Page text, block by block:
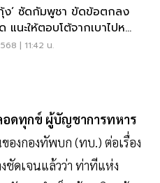
ง’ ซัดกัมพูชา ขัดข้อตกลง
แนะให้ตอบโต้จากเบาไปหา
| 11:42 น.
ดทุกข์ ผู้บัญชาการทหาร
องกองทัพบก (ทบ.) ต่อเรื่อง
ชัดเจนแล้วว่า ท่าทีแห่ง